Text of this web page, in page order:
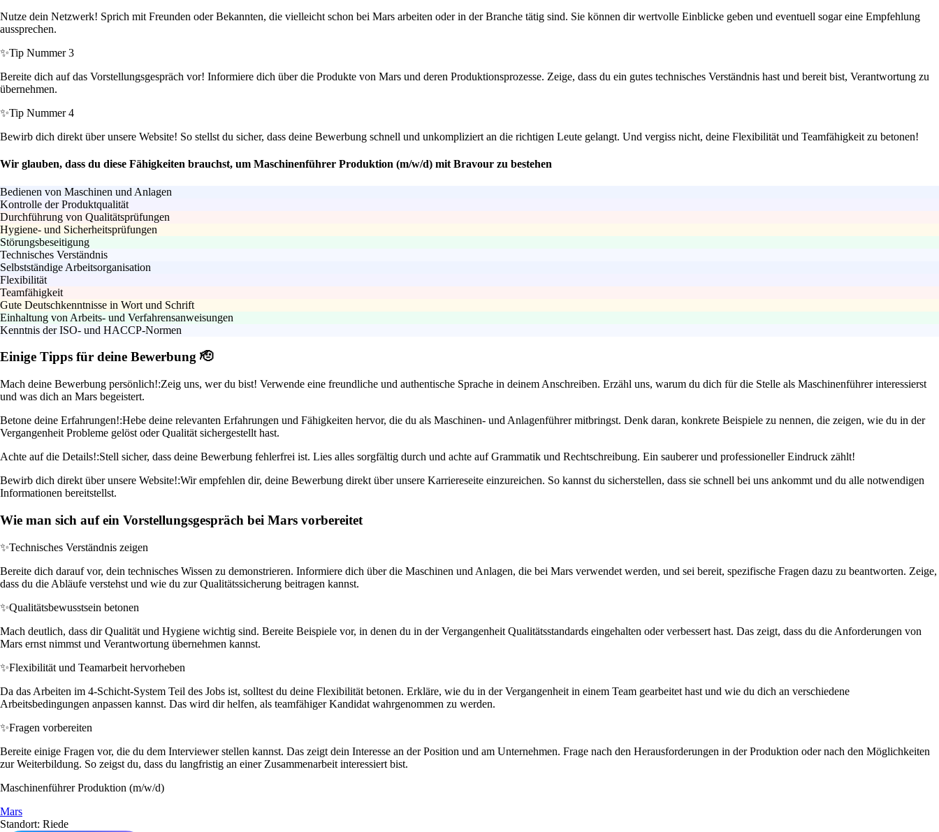
Nutze dein Netzwerk! Sprich mit Freunden oder Bekannten, die vielleicht schon bei Mars arbeiten oder in der Branche tätig sind. Sie können dir wertvolle Einblicke geben und eventuell sogar eine Empfehlung
aussprechen.
✨Tip Nummer 3
Bereite dich auf das Vorstellungsgespräch vor! Informiere dich über die Produkte von Mars und deren Produktionsprozesse. Zeige, dass du ein gutes technisches Verständnis hast und bereit bist, Verantwortung zu
übernehmen.
✨Tip Nummer 4
Bewirb dich direkt über unsere Website! So stellst du sicher, dass deine Bewerbung schnell und unkompliziert an die richtigen Leute gelangt. Und vergiss nicht, deine Flexibilität und Teamfähigkeit zu betonen!
Wir glauben, dass du diese Fähigkeiten brauchst, um Maschinenführer Produktion (m/w/d) mit Bravour zu bestehen
Bedienen von Maschinen und Anlagen
Kontrolle der Produktqualität
Durchführung von Qualitätsprüfungen
Hygiene- und Sicherheitsprüfungen
Störungsbeseitigung
Technisches Verständnis
Selbstständige Arbeitsorganisation
Flexibilität
Teamfähigkeit
Gute Deutschkenntnisse in Wort und Schrift
Einhaltung von Arbeits- und Verfahrensanweisungen
Kenntnis der ISO- und HACCP-Normen
Einige Tipps für deine Bewerbung 🫡
Mach deine Bewerbung persönlich!:Zeig uns, wer du bist! Verwende eine freundliche und authentische Sprache in deinem Anschreiben. Erzähl uns, warum du dich für die Stelle als Maschinenführer interessierst
und was dich an Mars begeistert.
Betone deine Erfahrungen!:Hebe deine relevanten Erfahrungen und Fähigkeiten hervor, die du als Maschinen- und Anlagenführer mitbringst. Denk daran, konkrete Beispiele zu nennen, die zeigen, wie du in der
Vergangenheit Probleme gelöst oder Qualität sichergestellt hast.
Achte auf die Details!:Stell sicher, dass deine Bewerbung fehlerfrei ist. Lies alles sorgfältig durch und achte auf Grammatik und Rechtschreibung. Ein sauberer und professioneller Eindruck zählt!
Bewirb dich direkt über unsere Website!:Wir empfehlen dir, deine Bewerbung direkt über unsere Karriereseite einzureichen. So kannst du sicherstellen, dass sie schnell bei uns ankommt und du alle notwendigen
Informationen bereitstellst.
Wie man sich auf ein Vorstellungsgespräch bei Mars vorbereitet
✨Technisches Verständnis zeigen
Bereite dich darauf vor, dein technisches Wissen zu demonstrieren. Informiere dich über die Maschinen und Anlagen, die bei Mars verwendet werden, und sei bereit, spezifische Fragen dazu zu beantworten. Zeige,
dass du die Abläufe verstehst und wie du zur Qualitätssicherung beitragen kannst.
✨Qualitätsbewusstsein betonen
Mach deutlich, dass dir Qualität und Hygiene wichtig sind. Bereite Beispiele vor, in denen du in der Vergangenheit Qualitätsstandards eingehalten oder verbessert hast. Das zeigt, dass du die Anforderungen von
Mars ernst nimmst und Verantwortung übernehmen kannst.
✨Flexibilität und Teamarbeit hervorheben
Da das Arbeiten im 4-Schicht-System Teil des Jobs ist, solltest du deine Flexibilität betonen. Erkläre, wie du in der Vergangenheit in einem Team gearbeitet hast und wie du dich an verschiedene
Arbeitsbedingungen anpassen kannst. Das wird dir helfen, als teamfähiger Kandidat wahrgenommen zu werden.
✨Fragen vorbereiten
Bereite einige Fragen vor, die du dem Interviewer stellen kannst. Das zeigt dein Interesse an der Position und am Unternehmen. Frage nach den Herausforderungen in der Produktion oder nach den Möglichkeiten
zur Weiterbildung. So zeigst du, dass du langfristig an einer Zusammenarbeit interessiert bist.
Maschinenführer Produktion (m/w/d)
Mars
Standort: Riede